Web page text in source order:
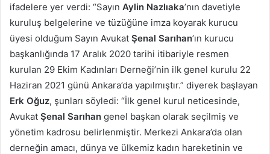
ifadelere yer verdi: “Sayın Aylin Nazlıaka’nın davetiyle
kuruluş belgelerine ve tüzüğüne imza koyarak kurucu
üyesi olduğum Sayın Avukat Şenal Sarıhan’ın kurucu
başkanlığında 17 Aralık 2020 tarihi itibariyle resmen
kurulan 29 Ekim Kadınları Derneği’nin ilk genel kurulu 22
Haziran 2021 günü Ankara’da yapılmıştır.” diyerek başlayan
Erk Oğuz, şunları söyledi: “İlk genel kurul neticesinde,
Avukat Şenal Sarıhan genel başkan olarak seçilmiş ve
yönetim kadrosu belirlenmiştir. Merkezi Ankara’da olan
derneğin amacı, dünya ve ülkemiz kadın hareketinin ve